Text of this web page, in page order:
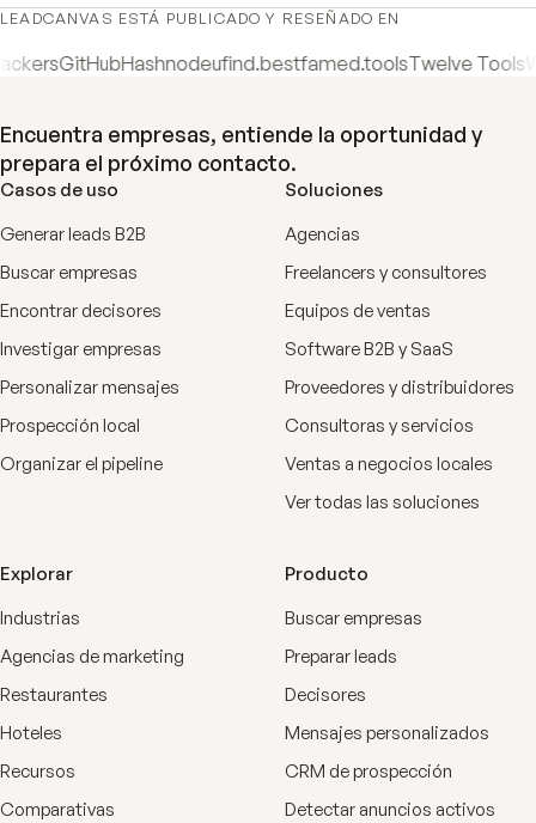
LEADCANVAS ESTÁ PUBLICADO Y RESEÑADO EN
GitHubHashnodeufind.bestfamed.toolsTwelve ToolsWired
Encuentra empresas, entiende la oportunidad y
prepara el próximo contacto.
Casos de uso
Generar leads B2B
Buscar empresas
Encontrar decisores
Investigar empresas
Personalizar mensajes
Prospección local
Organizar el pipeline
Soluciones
Agencias
Freelancers y consultores
Equipos de ventas
Software B2B y SaaS
Proveedores y distribuidores
Consultoras y servicios
Ventas a negocios locales
Ver todas las soluciones
Explorar
Industrias
Agencias de marketing
Restaurantes
Hoteles
Recursos
Comparativas
Producto
Buscar empresas
Preparar leads
Decisores
Mensajes personalizados
CRM de prospección
Detectar anuncios activos